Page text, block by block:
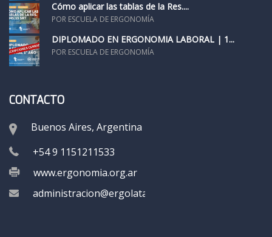
Cómo aplicar las tablas de la Res....
POR ESCUELA DE ERGONOMÍA
DIPLOMADO EN ERGONOMÍA LABORAL | 1...
POR ESCUELA DE ERGONOMÍA
CONTACTO
Buenos Aires, Argentina
+54 9 1151211533
www.ergonomia.org.ar
administracion@ergolatam.org